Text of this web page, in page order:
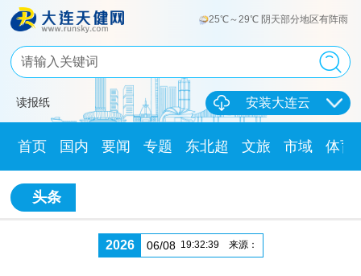
25℃～29℃ 阴天部分地区有阵雨
读报纸 安装大连云
首页 国内 要闻 专题 东北超 文旅 市域 体育
头条
2026 06/08 19:32:39 来源：